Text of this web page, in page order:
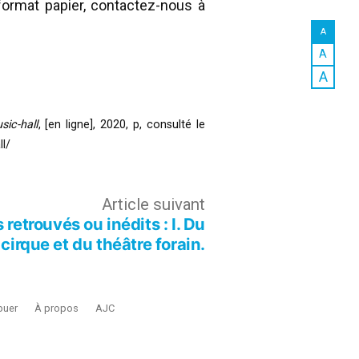
A
A
A
papier, contactez-nous à
hall, [en ligne], 2020, p, consulté le
Article suivant
ou inédits : I. Du
cirque et du théâtre forain.
À propos AJC